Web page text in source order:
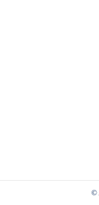
©